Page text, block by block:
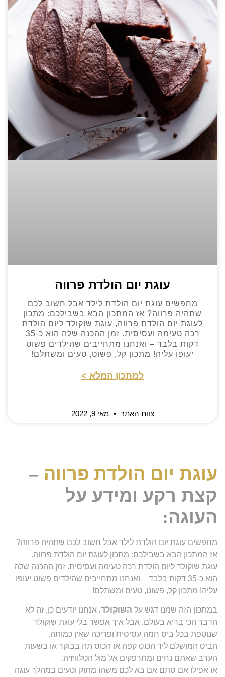
עוגת יום הולדת פרווה
מחפשים עוגת יום הולדת לילד אבל חשוב לכם
שתהיה פרווה? אז המתכון הבא בשבילכם: מתכון
לעוגת יום הולדת פרווה, עוגת שוקולד ליום הולדת
רכה טעימה ועסיסית. זמן ההכנה שלה הוא כ-35
דקות בלבד – ואנחנו מתחייבים שהילדים פשוט
יעופו עליה! מתכון קל, פשוט, טעים ומשתלם!
למתכון המלא >
צוות האתר מאי 9, 2022
עוגת יום הולדת פרווה –
קצת רקע ומידע על
העוגה:
מחפשים עוגת יום הולדת לילד אבל חשוב לכם שתהיה פרווה?
אז המתכון הבא בשבילכם: מתכון לעוגת יום הולדת פרווה.
עוגת שוקולד ליום הולדת רכה טעימה ועסיסית. זמן ההכנה שלה
הוא כ-35 דקות בלבד – ואנחנו מתחייבים שהילדים פשוט יעופו
עליה! מתכון קל, פשוט, טעים ומשתלם!
במתכון הזה שמנו דגש על השוקולד. אנחנו יודעים כן, זה לא
הדבר הכי בריא בעולם. אבל איך אפשר בלי עוגת שוקולד
שנוטפת בכל ביס חמה עסיסית ופריכה שאין כמותה.
הביס המושלם ליד הכוס קפה או הכוס תה בבוקר או בשעות
הערב שאתם נחים ומתרפקים אל מול הטלוויזיה.
או אפילו אם סתם אם בא לכם משהו מתוק וטעים במהלך עוגה